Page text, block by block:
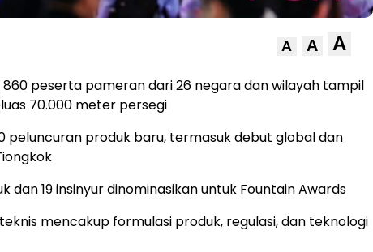
A A A
860 peserta pameran dari 26 negara dan wilayah tampil
70.000 meter persegi
peluncuran produk baru, termasuk debut global dan
dan 19 insinyur dinominasikan untuk Fountain Awards
mencakup formulasi produk, regulasi, dan teknologi